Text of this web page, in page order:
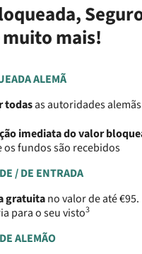
muito mais!
ALEMÃ
todasas autoridades alemãs
imediata do valor
os fundos são recebidos
/ DE ENTRADA
gratuitano valor de até €95.
para o seu visto3
ALEMÃO